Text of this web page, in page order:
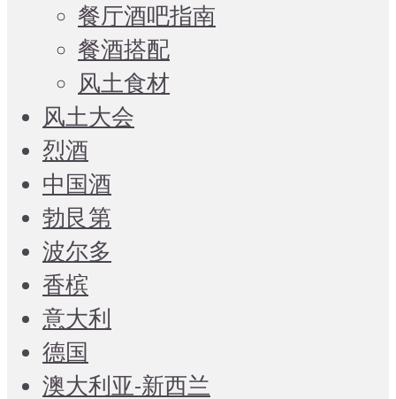
餐厅酒吧指南
餐酒搭配
风土食材
风土大会
烈酒
中国酒
勃艮第
波尔多
香槟
意大利
德国
澳大利亚-新西兰